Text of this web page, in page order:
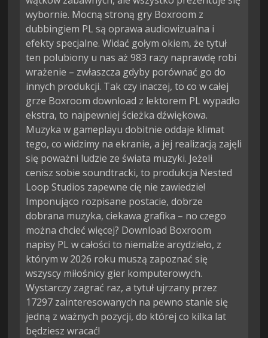
wybornie. Mocną stroną gry Boxroom z
dubbingiem PL są oprawa audiowizualna i
efekty specjalne. Widać gołym okiem, że tytuł
ten polubiony u nas aż 983 razy naprawdę robi
wrażenie – zwłaszcza gdyby porównać go do
innych produkcji. Tak czy inaczej, to co w całej
grze Boxroom download z lektorem PL wypadło
ekstra, to najpewniej ścieżka dźwiękowa.
Muzyka w gameplayu dobitnie oddaje klimat
tego, co widzimy na ekranie, a jej realizacją zajęli
się poważni ludzie ze świata muzyki. Jeżeli
cenisz sobie soundtracki, to produkcja Nested
Loop Studios zapewne cię nie zawiedzie!
Imponująco rozpisane postacie, dobrze
dobrana muzyka, ciekawa grafika – no czego
można chcieć więcej? Download Boxroom
napisy PL w całości to niemalże arcydzieło, z
którym w 2026 roku muszą zapoznać się
wszyscy miłośnicy gier komputerowych.
Wystarczy zagrać raz, a tytuł ujrzany przez
17297 zainteresowanych na pewno stanie się
jedną z ważnych pozycji, do której co kilka lat
będziesz wracać!